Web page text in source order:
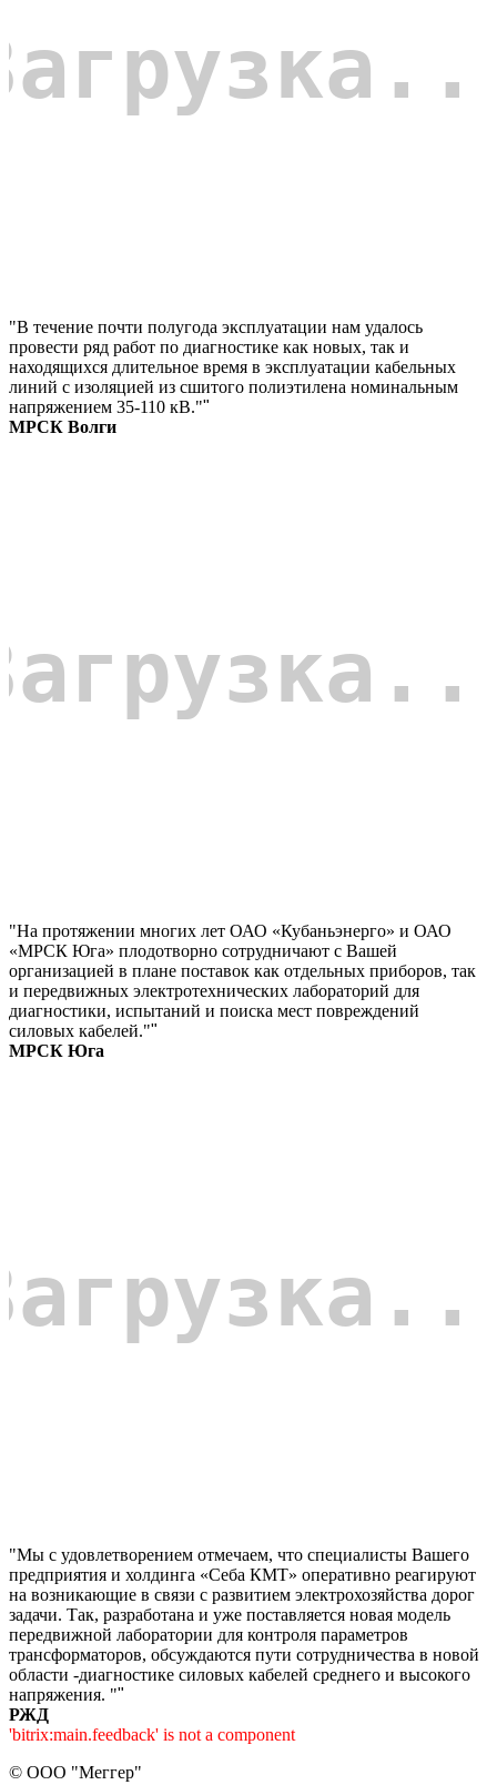
"В течение почти полугода эксплуатации нам удалось
провести ряд работ по диагностике как новых, так и
находящихся длительное время в эксплуатации кабельных
линий с изоляцией из сшитого полиэтилена номинальным
напряжением 35-110 кВ.""
МРСК Волги
"На протяжении многих лет ОАО «Кубаньэнерго» и ОАО
«МРСК Юга» плодотворно сотрудничают с Вашей
организацией в плане поставок как отдельных приборов, так
и передвижных электротехнических лабораторий для
диагностики, испытаний и поиска мест повреждений
силовых кабелей.""
МРСК Юга
"Мы с удовлетворением отмечаем, что специалисты Вашего
предприятия и холдинга «Себа КМТ» оперативно реагируют
на возникающие в связи с развитием электрохозяйства дорог
задачи. Так, разработана и уже поставляется новая модель
передвижной лаборатории для контроля параметров
трансформаторов, обсуждаются пути сотрудничества в новой
области -диагностике силовых кабелей среднего и высокого
напряжения. ""
РЖД
'bitrix:main.feedback' is not a component
© ООО "Меггер"